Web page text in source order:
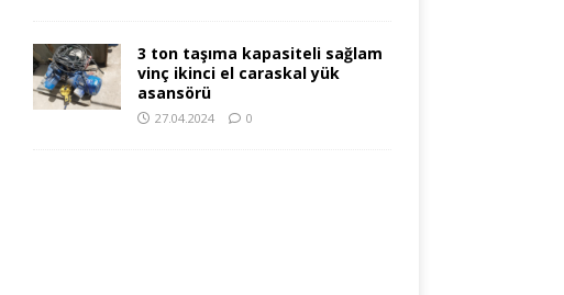
3 ton taşıma kapasiteli sağlam
vinç ikinci el caraskal yük
asansörü
27.04.2024 0